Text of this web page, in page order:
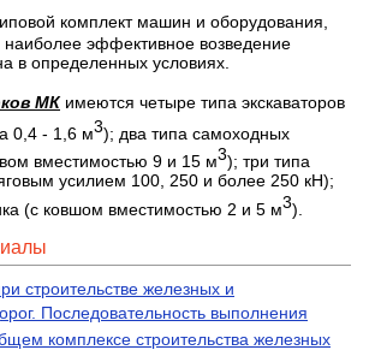
комплект машин и оборудования,
эффективное возведение
в определенных условиях.
МКимеются четыре типа экскаваторов
0,4 - 1,6 м3); два типа самоходных
вместимостью 9 и 15 м3); три типа
усилием 100, 250 и более 250 кН);
(с ковшом вместимостью 2 и 5 м3).
строительстве железных и
Последовательность выполнения
комплексе строительства железных